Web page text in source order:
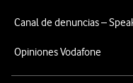
Canal de denuncias –
Opiniones Vodafone